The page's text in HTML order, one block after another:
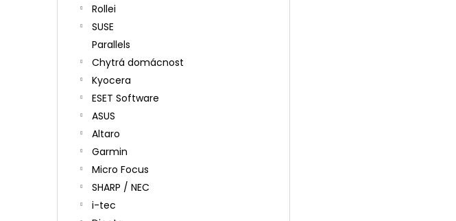
Rollei
SUSE
Parallels
Chytrá domácnost
Kyocera
ESET Software
ASUS
Altaro
Garmin
Micro Focus
SHARP / NEC
i-tec